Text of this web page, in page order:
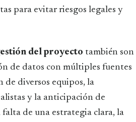
para evitar riesgos legales y
del proyecto también son
de datos con múltiples fuentes
diversos equipos, la
y la anticipación de
de una estrategia clara, la